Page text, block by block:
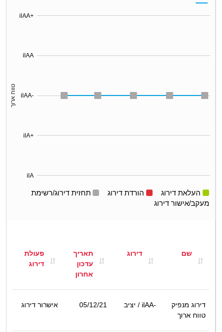
ilA
ilA+
ilAA-
ilAA
ilAA+
טווח ארוך
העלאת דירוג הורדת דירוג
תחזית דירוג/רשימת
מעקב/אישור דירוג
שם דירוג
תאריך
עדכון
אחרון
פעולת
דירוג
דירוג מנפיק
טווח ארוך
ilAA- / יציב 05/12/21 אישרור דירוג